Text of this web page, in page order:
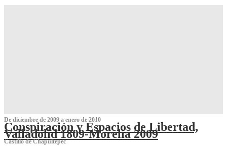
De diciembre de 2009 a enero de 2010
Conspiración y Espacios de Libertad,
Valladolid 1809-Morelia 2009
Castillo de Chapultepec